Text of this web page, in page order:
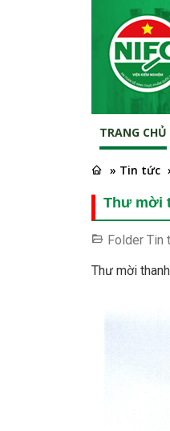
TRANG CHỦ
» Tin tức
Thư mời
Folder Tin
Thư mời